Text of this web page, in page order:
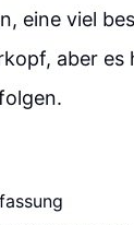
eine viel
aber